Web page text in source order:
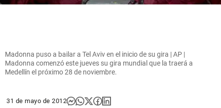
Madonna puso a bailar a Tel Aviv en el inicio de su gira | AP |
Madonna comenzó este jueves su gira mundial que la traerá a
Medellín el próximo 28 de noviembre.
31 de mayo de 2012